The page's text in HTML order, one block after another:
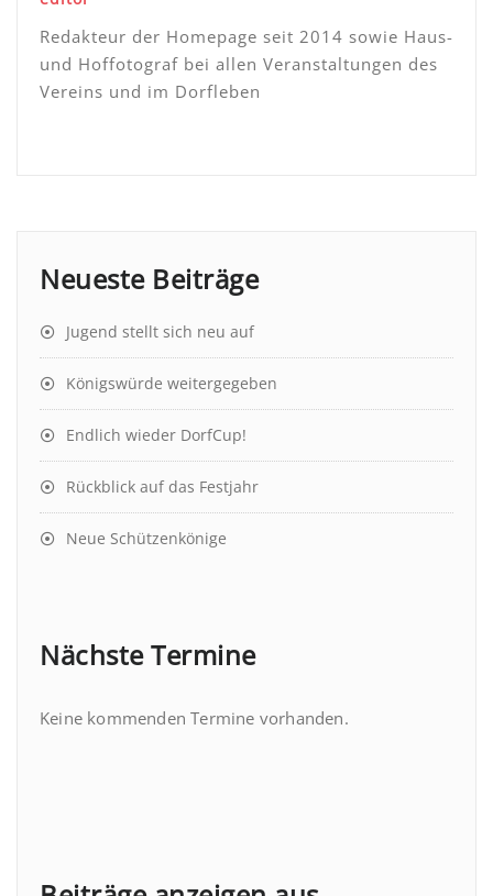
Redakteur der Homepage seit 2014 sowie Haus-
und Hoffotograf bei allen Veranstaltungen des
Vereins und im Dorfleben
Neueste Beiträge
Jugend stellt sich neu auf
Königswürde weitergegeben
Endlich wieder DorfCup!
Rückblick auf das Festjahr
Neue Schützenkönige
Nächste Termine
Keine kommenden Termine vorhanden.